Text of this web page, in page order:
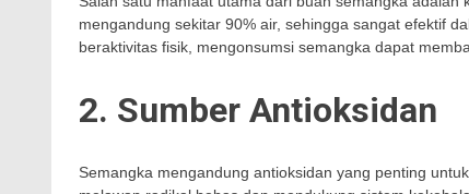
mengandung sekitar 90% air, sehingga sangat efektif
beraktivitas fisik, mengonsumsi semangka dapat
2. Sumber Antioksidan
Semangka mengandung antioksidan yang penting